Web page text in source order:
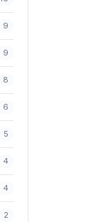
9
9
8
6
5
4
4
2